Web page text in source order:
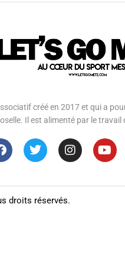
créé en 2017 et qui a
Il est alimenté par le travail
droits réservés.